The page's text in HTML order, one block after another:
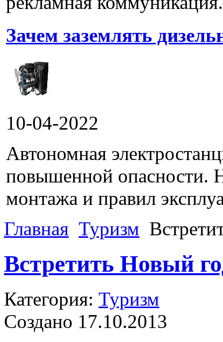
Зачем заземлять
10-04-2022
Автономная
повышенной опасности.
монтажа и правил
Главная Туризм
Встретить Новый
Категория: Туризм
Создано 17.10.2013